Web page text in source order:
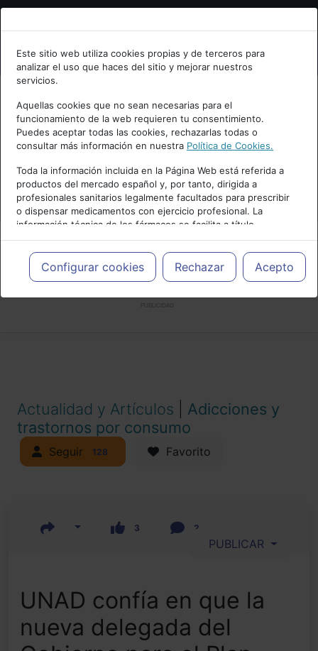
Bienvenid@ a psiquiatria.com
Escribe tu Email
Accede o regístrate con tu email.
Cancelar
Este sitio web utiliza cookies propias y de terceros para
analizar el uso que haces del sitio y mejorar nuestros
servicios.
Aquellas cookies que no sean necesarias para el
funcionamiento de la web requieren tu consentimiento.
Puedes aceptar todas las cookies, rechazarlas todas o
consultar más información en nuestra Política de Cookies.
Toda la información incluida en la Página Web está referida a
productos del mercado español y, por tanto, dirigida a
profesionales sanitarios legalmente facultados para prescribir
o dispensar medicamentos con ejercicio profesional. La
información técnica de los fármacos se facilita a título
meramente informativo, siendo responsabilidad de los
profesionales facultados prescribir medicamentos y decidir, en
cada caso concreto, el tratamiento más adecuado a las
necesidades del paciente.
Configurar cookies Rechazar Acepto
Actualidad y Artículos
Adicciones y
trastornos por consumo
Seguir 128 Favorito
3 2
PUBLICAR
UNAD confía en que la
nueva delegada del